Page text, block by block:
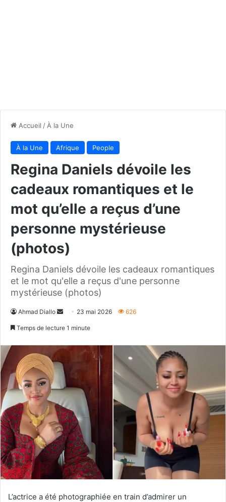
Accueil / À la Une
À la Une Afrique People
Regina Daniels dévoile les
cadeaux romantiques et le
mot qu’elle a reçus d’une
personne mystérieuse
(photos)
Regina Daniels dévoile les cadeaux romantiques
et le mot qu'elle a reçus d'une personne
mystérieuse (photos)
Ahmad Diallo
Envoyer23 mai 2026 626
Temps de lecture 1 minute
L’actrice a été photographiée en train d’admirer un